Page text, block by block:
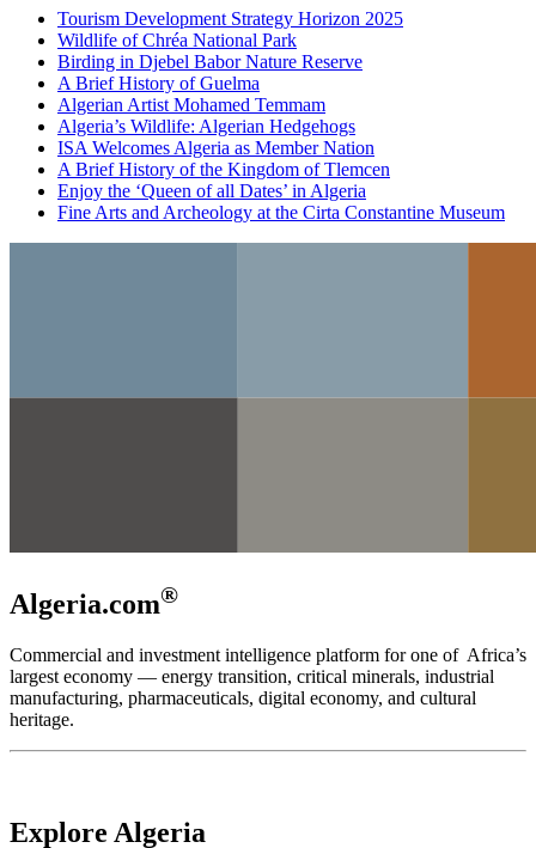
Tourism Development Strategy Horizon 2025
Wildlife of Chréa National Park
Birding in Djebel Babor Nature Reserve
A Brief History of Guelma
Algerian Artist Mohamed Temmam
Algeria’s Wildlife: Algerian Hedgehogs
ISA Welcomes Algeria as Member Nation
A Brief History of the Kingdom of Tlemcen
Enjoy the ‘Queen of all Dates’ in Algeria
Fine Arts and Archeology at the Cirta Constantine Museum
Algeria.com®
Commercial and investment intelligence platform for one of Africa’s
largest economy — energy transition, critical minerals, industrial
manufacturing, pharmaceuticals, digital economy, and cultural
heritage.
Explore Algeria